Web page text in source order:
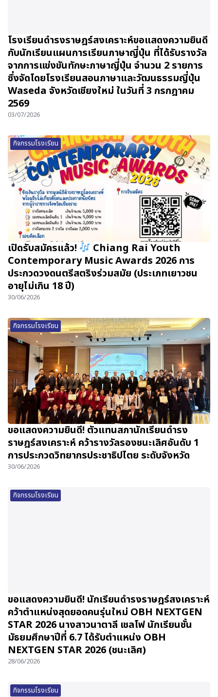
โรงเรียนดำรงราษฎร์สงเคราะห์ขอแสดงความยินดี
กับนักเรียนแผนการเรียนภาษาญี่ปุ่น ที่ได้รับรางวัล
จากการแข่งขันทักษะภาษาญี่ปุ่น จำนวน 2 รายการ
ซึ่งจัดโดยโรงเรียนสอนภาษาและวัฒนธรรมญี่ปุ่น
Waseda จังหวัดเชียงใหม่ ในวันที่ 3 กรกฎาคม
2569
03/07/2026
กิจกรรมโรงเรียน
เปิดรับสมัครแล้ว!
Chiang Rai Youth
Contemporary Music Awards 2026 การ
ประกวดวงดนตรีสตริงร่วมสมัย (ประเภทเยาวชน
อายุไม่เกิน 18 ปี)
30/06/2026
กิจกรรมโรงเรียน
ขอแสดงความยินดี! ตัวแทนสภานักเรียนดำรง
ราษฎร์สงเคราะห์ คว้ารางวัลรองชนะเลิศอันดับ 1
การประกวดวิทยากรประชาธิปไตย ระดับจังหวัด
30/06/2026
กิจกรรมโรงเรียน
ขอแสดงความยินดี! นักเรียนดำรงราษฎร์สงเคราะห์
คว้าตำแหน่งสุดยอดคนรุ่นใหม่ OBH NEXTGEN
STAR 2026 นางสาวนาตาลี เชลโฟ นักเรียนชั้น
มัธยมศึกษาปีที่ 6.7 ได้รับตำแหน่ง OBH
NEXTGEN STAR 2026 (ชนะเลิศ)
28/06/2026
กิจกรรมโรงเรียน